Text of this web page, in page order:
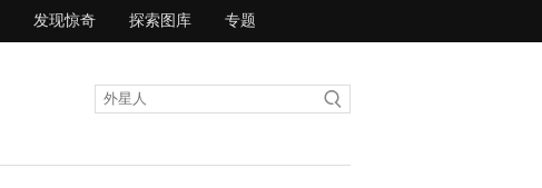
发现惊奇 探索图库 专题